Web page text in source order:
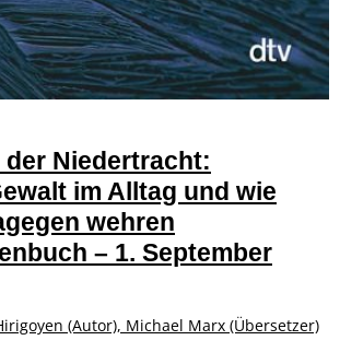
der Niedertracht:
im Alltag und wie
wehren
– 1. September
(Autor), Michael Marx (Übersetzer)